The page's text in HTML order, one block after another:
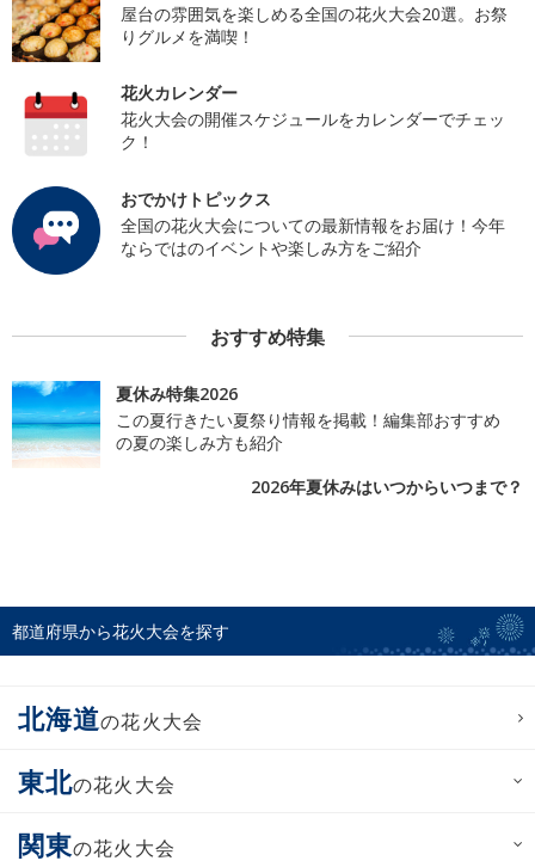
屋台の雰囲気を楽しめる全国の花火大会20選。お祭
りグルメを満喫！
花火カレンダー
花火大会の開催スケジュールをカレンダーでチェッ
ク！
おでかけトピックス
全国の花火大会についての最新情報をお届け！今年
ならではのイベントや楽しみ方をご紹介
おすすめ特集
夏休み特集2026
この夏行きたい夏祭り情報を掲載！編集部おすすめ
の夏の楽しみ方も紹介
2026年夏休みはいつからいつまで？
都道府県から花火大会を探す
北海道の花火大会
東北の花火大会
関東の花火大会